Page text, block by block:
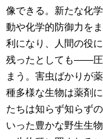
像できる。新たな化
動や化学的防御力を
利になり、人間の役
残ったとしても――圧
まう。害虫ばかりが
種多様な生物は薬剤
たちは知らず知らず
いった豊かな野生生